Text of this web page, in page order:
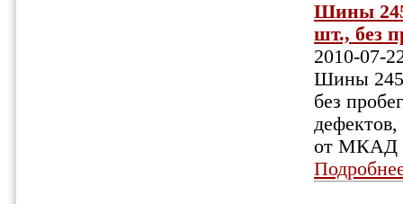
Шины
шт., без
2010-07-
Шины 245/
без
от МКАД